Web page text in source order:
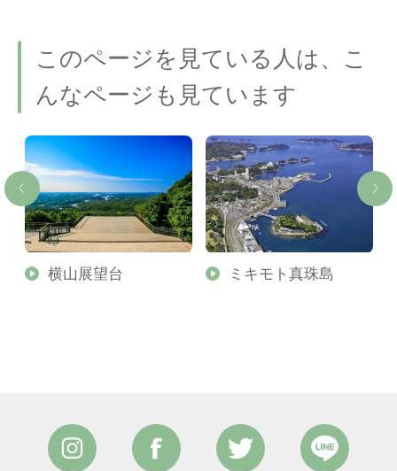
このページを見ている人は、こ
んなページも見ています
横山展望台 ミキモト真珠島